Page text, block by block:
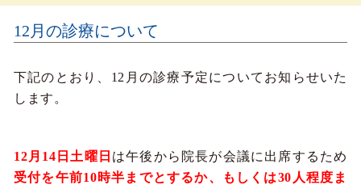
12月の診療について
下記のとおり、12月の診療予定についてお知らせいた
します。
12月14日土曜日 は午後から院長が会議に出席するため
受付を午前10時半までとするか、もしくは30人程度ま